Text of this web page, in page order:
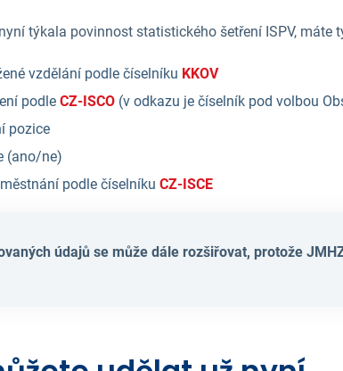
týkala povinnost statistického šetření ISPV, máte
vzdělání podle číselníku KKOV
podle CZ-ISCO (v odkazu je číselník pod volbou
pozice
(ano/ne)
podle číselníku CZ-ISCE
údajů se může dále rozšiřovat, protože